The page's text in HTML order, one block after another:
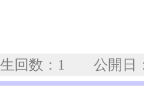
生回数：1 公開